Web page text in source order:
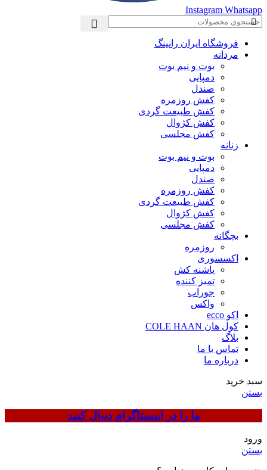
Instagram Whatsapp
فروشگاه ایران رانینگ
مردانه
بوت و نیم بوت
دمپایی
صندل
کفش روزمره
کفش طبیعت گردی
کفش کژوال
کفش مجلسی
زنانه
بوت و نیم بوت
دمپایی
صندل
کفش روزمره
کفش طبیعت گردی
کفش کژوال
کفش مجلسی
بچگانه
روزمره
اکسسوری
پاشنه کش
تمیز کننده
جوراب
واکس
اکو ecco
کول هان COLE HAAN
بلاگ
تماس با ما
درباره ما
سبد خرید
بستن
ما را در اینستاگرام دنبال کنید
ورود
بستن